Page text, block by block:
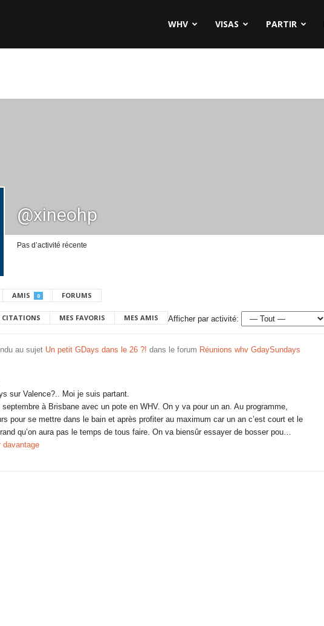
WHV VISAS PARTIR
@xineohp
Pas d’activité récente
AMIS 0 FORUMS
CITATIONS MES FAVORIS MES AMIS Afficher par activité:
au sujet Un petit GDays dans le 26 ?! dans le forum Réunions whv GdaySundays
sur Valence?.. Moi je suis partant.
à Brisbane avec un pote en WHV. On y va pour un an. Au programme,
pour se mettre dans le bain et après profiter au maximum car un an c’est court et le
qu’on aura pas le temps de tous faire. On va biensûr essayer de bosser pou…
davantage